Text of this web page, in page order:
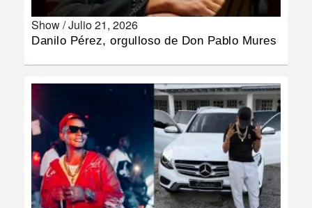
DEPORTES
MUNDO
INSÓLITAS
MULTIMEDIA
IMPRESO
Show /Julio 21, 2026
Danilo Pérez, orgulloso de Don Pablo Mures